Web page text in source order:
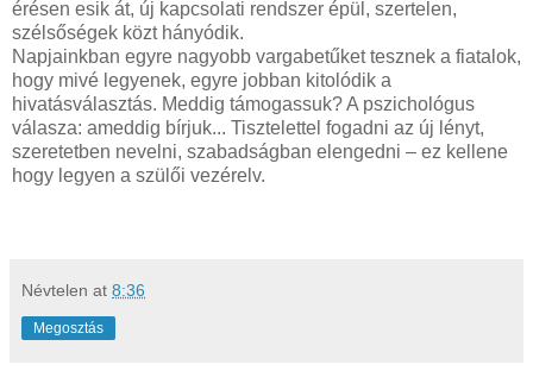
érésen esik át, új kapcsolati rendszer épül, szertelen,
szélsőségek közt hányódik.
Napjainkban egyre nagyobb vargabetűket tesznek a fiatalok,
hogy mivé legyenek, egyre jobban kitolódik a
hivatásválasztás. Meddig támogassuk? A pszichológus
válasza: ameddig bírjuk... Tisztelettel fogadni az új lényt,
szeretetben nevelni, szabadságban elengedni – ez kellene
hogy legyen a szülői vezérelv.
Névtelen at 8:36
Megosztás